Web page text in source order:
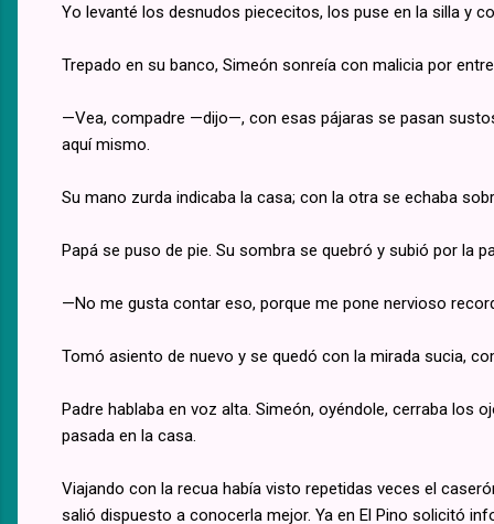
Yo levanté los desnudos piececitos, los puse en la silla y
Trepado en su banco, Simeón sonreía con malicia por
—Vea, compadre —dijo—, con esas pájaras se pasan
aquí mismo.
Su mano zurda indicaba la casa; con la otra se echaba
Papá se puso de pie. Su sombra se quebró y subió por la
—No me gusta contar eso, porque me pone nervioso
Tomó asiento de nuevo y se quedó con la mirada sucia,
Padre hablaba en voz alta. Simeón, oyéndole, cerraba los
pasada en la casa.
Viajando con la recua había visto repetidas veces el
salió dispuesto a conocerla mejor. Ya en El Pino solicitó